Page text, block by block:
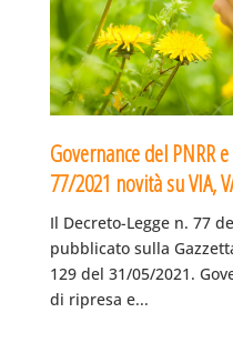
Governance del PNRR
77/2021 novità su VIA,
Il Decreto-Legge n. 77
pubblicato sulla
129 del 31/05/2021.
di ripresa e...